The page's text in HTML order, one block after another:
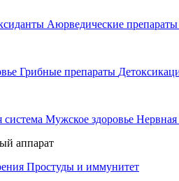
Аюрведические препараты
Грибные препараты
Мужское здоровье Нервная
аппарат
Простуды и иммунитет